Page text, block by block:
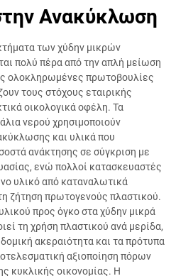
Ανακύκλωση
των χύδην μικρών
πολύ πέρα από την απλή μείωση
ολοκληρωμένες πρωτοβουλίες
τους στόχους εταιρικής
οικολογικά οφέλη. Τα
νερού χρησιμοποιούν
και υλικά που
ανάκτησης σε σύγκριση με
ενώ πολλοί κατασκευαστές
υλικό από καταναλωτικά
ζήτηση πρωτογενούς πλαστικού.
προς όγκο στα χύδην μικρά
τη χρήση πλαστικού ανά μερίδα,
ακεραιότητα και τα πρότυπα
αξιοποίηση πόρων
κυκλικής οικονομίας. Η